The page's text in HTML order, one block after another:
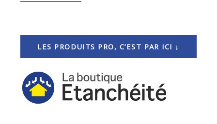
piscine
remplie
résine
Revetpool
LES PRODUITS PRO, C’EST PAR ICI ↓